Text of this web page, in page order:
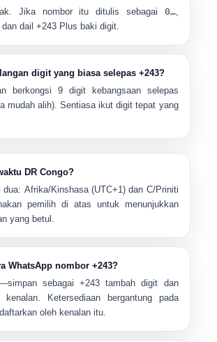
Jika nombor itu ditulis sebagai 0…,
dan dail+243 Plus baki digit.
digit yang biasa selepas +243?
berkongsi 9 digit kebangsaanselepas
mudah alih). Sentiasa ikut digit tepat yang
DR Congo?
dua: Afrika/Kinshasa (UTC+1)dan C/Priniti
pemilih di atas untuk menunjukkan
yang betul.
WhatsApp nombor +243?
sebagai +243 tambah digit dan
Ketersediaan bergantung pada
oleh kenalan itu.